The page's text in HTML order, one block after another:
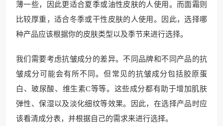
薄一些，因此更适合夏季或油性皮肤的人使用。而面霜则
比较厚重，适合冬季或干性皮肤的人使用。因此，选择哪
种产品应该根据你的皮肤类型以及季节来进行选择。
我们需要考虑抗皱成分的差异。不同品牌和不同产品的抗
皱成分可能会有所不同。但常见的抗皱成分包括胶原蛋
白、玻尿酸、维生素C等等。这些成分都有助于增加肌肤
弹性、保湿以及淡化细纹等效果。因此，在选择产品时应
该看清成分表，并根据自己的需求来进行选择。